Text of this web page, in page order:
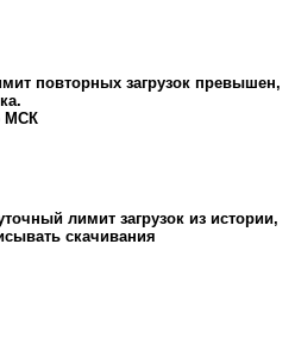
повторных загрузок превышен,
МСК
лимит загрузок из истории,
скачивания